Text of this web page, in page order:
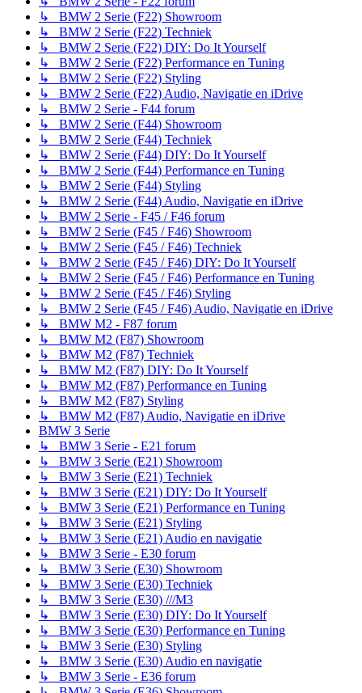
↳ BMW 2 Serie (F22) Showroom
↳ BMW 2 Serie (F22) Techniek
↳ BMW 2 Serie (F22) DIY: Do It Yourself
↳ BMW 2 Serie (F22) Performance en Tuning
↳ BMW 2 Serie (F22) Styling
↳ BMW 2 Serie (F22) Audio, Navigatie en iDrive
↳ BMW 2 Serie - F44 forum
↳ BMW 2 Serie (F44) Showroom
↳ BMW 2 Serie (F44) Techniek
↳ BMW 2 Serie (F44) DIY: Do It Yourself
↳ BMW 2 Serie (F44) Performance en Tuning
↳ BMW 2 Serie (F44) Styling
↳ BMW 2 Serie (F44) Audio, Navigatie en iDrive
↳ BMW 2 Serie - F45 / F46 forum
↳ BMW 2 Serie (F45 / F46) Showroom
↳ BMW 2 Serie (F45 / F46) Techniek
↳ BMW 2 Serie (F45 / F46) DIY: Do It Yourself
↳ BMW 2 Serie (F45 / F46) Performance en Tuning
↳ BMW 2 Serie (F45 / F46) Styling
↳ BMW 2 Serie (F45 / F46) Audio, Navigatie en iDrive
↳ BMW M2 - F87 forum
↳ BMW M2 (F87) Showroom
↳ BMW M2 (F87) Techniek
↳ BMW M2 (F87) DIY: Do It Yourself
↳ BMW M2 (F87) Performance en Tuning
↳ BMW M2 (F87) Styling
↳ BMW M2 (F87) Audio, Navigatie en iDrive
BMW 3 Serie
↳ BMW 3 Serie - E21 forum
↳ BMW 3 Serie (E21) Showroom
↳ BMW 3 Serie (E21) Techniek
↳ BMW 3 Serie (E21) DIY: Do It Yourself
↳ BMW 3 Serie (E21) Performance en Tuning
↳ BMW 3 Serie (E21) Styling
↳ BMW 3 Serie (E21) Audio en navigatie
↳ BMW 3 Serie - E30 forum
↳ BMW 3 Serie (E30) Showroom
↳ BMW 3 Serie (E30) Techniek
↳ BMW 3 Serie (E30) ///M3
↳ BMW 3 Serie (E30) DIY: Do It Yourself
↳ BMW 3 Serie (E30) Performance en Tuning
↳ BMW 3 Serie (E30) Styling
↳ BMW 3 Serie (E30) Audio en navigatie
↳ BMW 3 Serie - E36 forum